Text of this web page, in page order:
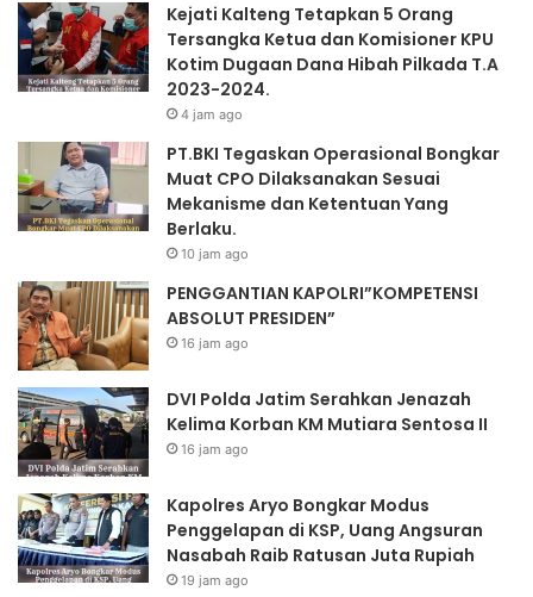
Berlaku.
Kejati Kalteng Tetapkan 5 Orang
Tersangka Ketua dan Komisioner KPU
Kotim Dugaan Dana Hibah Pilkada T.A
2023-2024.
4 jam ago
PT.BKI Tegaskan Operasional Bongkar
Muat CPO Dilaksanakan Sesuai
Mekanisme dan Ketentuan Yang
Berlaku.
10 jam ago
PENGGANTIAN KAPOLRI”KOMPETENSI
ABSOLUT PRESIDEN”
16 jam ago
DVI Polda Jatim Serahkan Jenazah
Kelima Korban KM Mutiara Sentosa II
16 jam ago
Kapolres Aryo Bongkar Modus
Penggelapan di KSP, Uang Angsuran
Nasabah Raib Ratusan Juta Rupiah
19 jam ago